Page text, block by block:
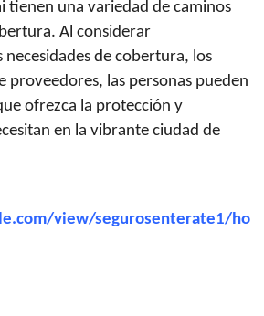
tienen una variedad de caminos
Al considerar
necesidades de cobertura, los
proveedores, las personas pueden
ofrezca la protección y
en la vibrante ciudad de
view/segurosenterate1/ho